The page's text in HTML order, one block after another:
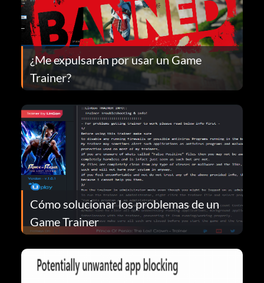
¿Me expulsarán por usar un Game
Trainer?
Cómo solucionar los problemas de un
Game Trainer